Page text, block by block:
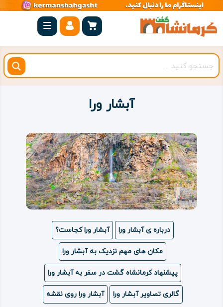
صفحه
اصلی
کرمانشاه
شهرستان
روستاهای
اقامتگاه
آبشار ورا
درباره ی آبشار ورا آبشار ورا کجاست؟
مکان های مهم نزدیک به آبشار ورا
پیشنهاد کرمانشاه گشت در سفر به آبشار ورا
گالری تصاویر آبشار ورا آبشار ورا روی نقشه